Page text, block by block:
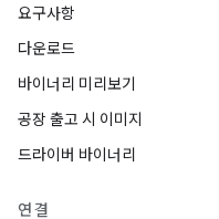
요구사항
다운로드
바이너리 미리보기
공장 출고 시 이미지
드라이버 바이너리
연결